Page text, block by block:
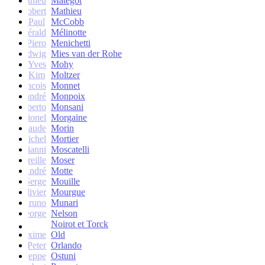
Robert Mathieu
Paul
McCobb
Gérald Mélinotte
Piero Menichetti
Ludwig Mies van der Rohe
Yves Mohy
Kim
Moltzer
Francois Monnet
andré Monpoix
Roberto Monsani
Lionel Morgaine
Claude Morin
Michel Mortier
Gianni Moscatelli
Mireille Moser
André Motte
Serge Mouille
Olivier Mourgue
Bruno Munari
George Nelson
Noirot et Torck
Maxime Old
Peter Orlando
Giuseppe Ostuni